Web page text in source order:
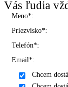
Vás ľudia
Meno*:
Priezvisko*:
Telefón*:
Email*:
Chcem